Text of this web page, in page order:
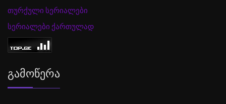
თურქული სერიალები
სერიალები ქართულად
Გამოწერა